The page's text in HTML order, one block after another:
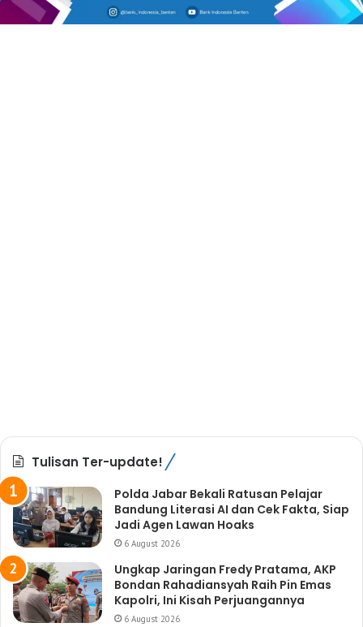
Tulisan Ter-update!
Polda Jabar Bekali Ratusan Pelajar
Bandung Literasi AI dan Cek Fakta, Siap
Jadi Agen Lawan Hoaks
6 August 2026
Ungkap Jaringan Fredy Pratama, AKP
Bondan Rahadiansyah Raih Pin Emas
Kapolri, Ini Kisah Perjuangannya
6 August 2026